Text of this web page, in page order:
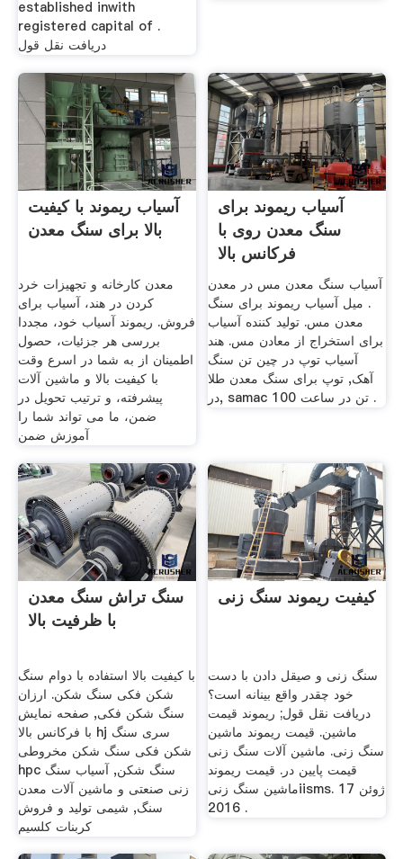
established inwith
registered capital of .
دریافت نقل قول
آسیاب ریموند با کیفیت
بالا برای سنگ معدن
معدن کارخانه و تجهیزات خرد
کردن در هند، آسیاب برای
فروش. ریموند آسیاب خود، مجددا
بررسی هر جزئیات، حصول
اطمینان از به شما در اسرع وقت
با کیفیت بالا و ماشین آلات
پیشرفته، و ترتیب تحویل در
ضمن، ما می تواند شما را
آموزش ضمن
آسیاب ریموند برای
سنگ معدن روی با
فرکانس بالا
آسیاب سنگ معدن مس در معدن
. میل آسیاب ریموند برای سنگ
معدن مس. تولید کننده آسیاب
برای استخراج از معادن مس. هند
آسیاب توپ در چین تن سنگ
آهک, توپ برای سنگ معدن طلا
در, samac 100 تن در ساعت .
سنگ تراش سنگ معدن
با ظرفیت بالا
با کیفیت بالا استفاده با دوام سنگ
شکن فکی سنگ شکن. ارزان
سنگ شکن فکی, صفحه نمایش
با فرکانس بالا hj سری سنگ
شکن فکی سنگ شکن مخروطی
hpc سنگ شکن, آسیاب سنگ
زنی صنعتی و ماشین آلات معدن
سنگ, شیمی تولید و فروش
کربنات کلسیم
کیفیت ریموند سنگ زنی
سنگ زنی و صیقل دادن با دست
خود چقدر واقع بینانه است؟
دریافت نقل قول; ریموند قیمت
ماشین. قیمت ریموند ماشین
سنگ زنی. ماشین آلات سنگ زنی
قیمت پایین در. قیمت ریموند
ماشین سنگ زنیiisms. 17 ژوئن
2016 .